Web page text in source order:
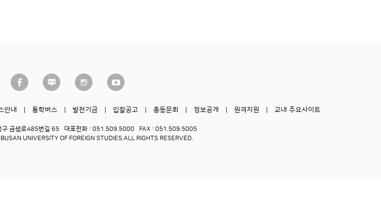
안내 통학버스 발전기금 입찰공고 총동문회 정보공개 원격지원 교내 주요사이트
금샘로485번길 65 대표전화 : 051.509.5000
FAX : 051.509.5005
UNIVERSITY OF FOREIGN STUDIES. ALL RIGHTS RESERVED.